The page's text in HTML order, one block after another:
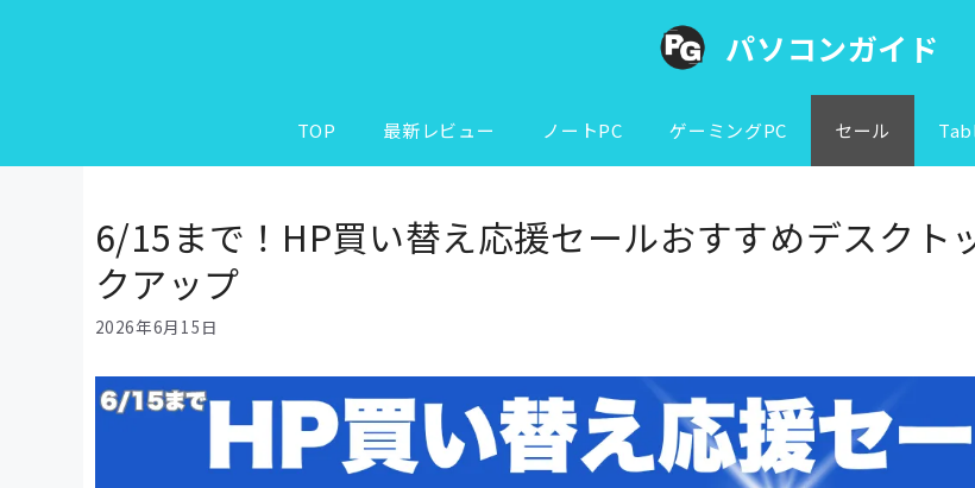
へ
パソコンガイド
TOP 最新レビュー ノートPC ゲーミングPC セール
6/15まで！HP買い替え応援セールおすすめデスクト
クアップ
2026年6月15日